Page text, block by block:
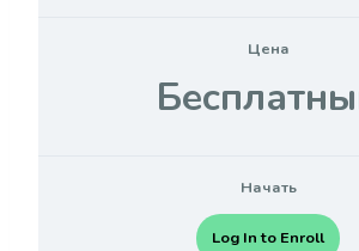
Цена
Начать
Log In to Enroll